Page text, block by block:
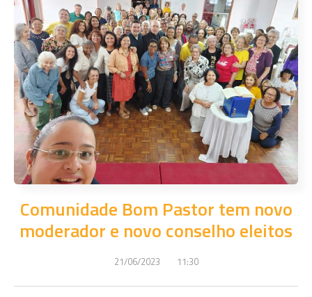
Comunidade Bom Pastor tem novo
moderador e novo conselho eleitos
21/06/2023 11:30